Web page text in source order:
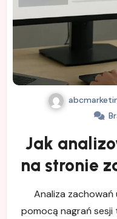
Jak
na stronie
Analiza
pomocą nagrań